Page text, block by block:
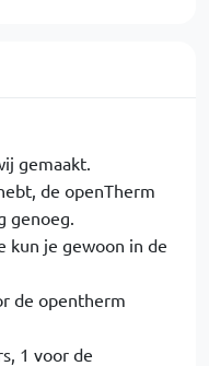
gemaakt.
de openTherm
genoeg.
kun je gewoon in de
de opentherm
1 voor de